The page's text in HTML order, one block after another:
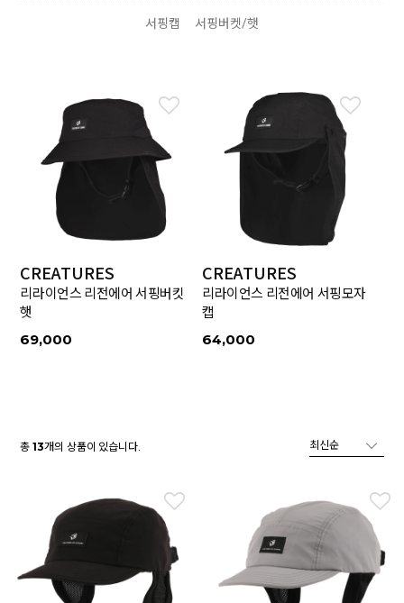
서핑캡 서핑버켓/햇
CREATURES
리라이언스 리전에어 서핑버킷
햇
69,000
CREATURES
리라이언스 리전에어 서핑모자
캡
64,000
총13개의 상품이 있습니다.